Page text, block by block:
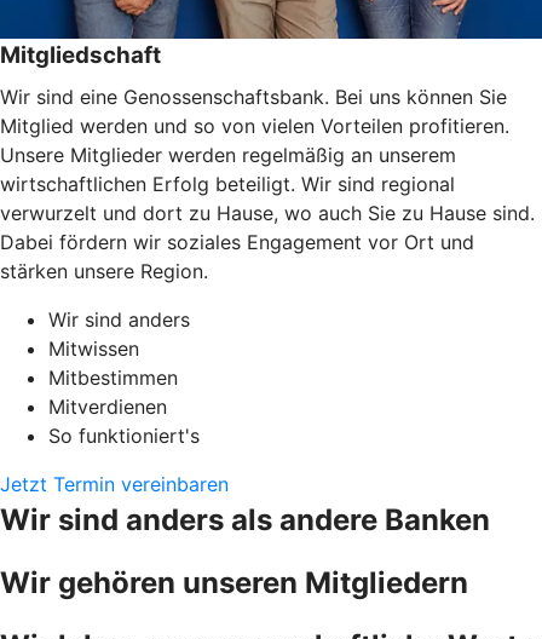
Mitgliedschaft
Wir sind eine Genossenschaftsbank. Bei uns können Sie
Mitglied werden und so von vielen Vorteilen profitieren.
Unsere Mitglieder werden regelmäßig an unserem
wirtschaftlichen Erfolg beteiligt. Wir sind regional
verwurzelt und dort zu Hause, wo auch Sie zu Hause sind.
Dabei fördern wir soziales Engagement vor Ort und
stärken unsere Region.
Wir sind anders
Mitwissen
Mitbestimmen
Mitverdienen
So funktioniert's
Jetzt Termin vereinbaren
Wir sind anders als andere Banken
Wir gehören unseren Mitgliedern